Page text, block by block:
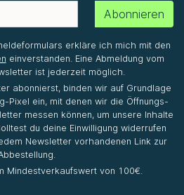
Abonnieren
erkläre ich mich mit den
einverstanden. Eine Abmeldung vom
ist jederzeit möglich.
abonnierst, binden wir auf Grundlage
Pixel ein, mit denen wir die Öffnungs-
messen können, um unsere Inhalte
du deine Einwilligung widerrufen
Newsletter vorhandenen Link zur
Mindestverkaufswert von 100€.